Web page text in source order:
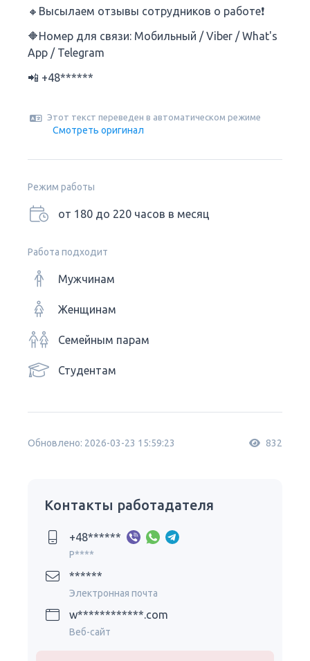
🔸Высылаем отзывы сотрудников о работе❗
🔶Номер для связи: Мобильный / Viber / What's
App / Telegram
📲 +48******
Этот текст переведен в автоматическом режиме
Смотреть оригинал
Режим работы
от 180 до 220 часов в месяц
Работа подходит
Мужчинам
Женщинам
Семейным парам
Студентам
Обновлено: 2026-03-23 15:59:23 832
Контакты работадателя
+48******
P****
******
Электронная почта
w************.com
Веб-сайт